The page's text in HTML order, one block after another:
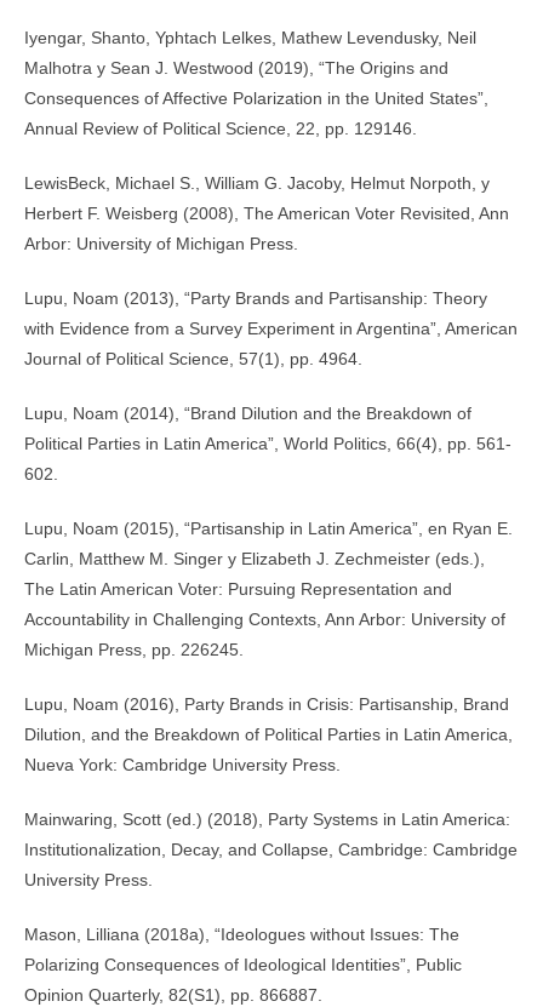
Iyengar, Shanto, Yphtach Lelkes, Mathew Levendusky, Neil
Malhotra y Sean J. Westwood (2019), “The Origins and
Consequences of Affective Polarization in the United States”,
Annual Review of Political Science, 22, pp. 129­146.
Lewis­Beck, Michael S., William G. Jacoby, Helmut Norpoth, y
Herbert F. Weisberg (2008), The American Voter Revisited, Ann
Arbor: University of Michigan Press.
Lupu, Noam (2013), “Party Brands and Partisanship: Theory
with Evidence from a Survey Experiment in Argentina”, American
Journal of Political Science, 57(1), pp. 49­64.
Lupu, Noam (2014), “Brand Dilution and the Breakdown of
Political Parties in Latin America”, World Politics, 66(4), pp. 561­
602.
Lupu, Noam (2015), “Partisanship in Latin America”, en Ryan E.
Carlin, Matthew M. Singer y Elizabeth J. Zechmeister (eds.),
The Latin American Voter: Pursuing Representation and
Accountability in Challenging Contexts, Ann Arbor: University of
Michigan Press, pp. 226­245.
Lupu, Noam (2016), Party Brands in Crisis: Partisanship, Brand
Dilution, and the Breakdown of Political Parties in Latin America,
Nueva York: Cambridge University Press.
Mainwaring, Scott (ed.) (2018), Party Systems in Latin America:
Institutionalization, Decay, and Collapse, Cambridge: Cambridge
University Press.
Mason, Lilliana (2018a), “Ideologues without Issues: The
Polarizing Consequences of Ideological Identities”, Public
Opinion Quarterly, 82(S1), pp. 866­887.